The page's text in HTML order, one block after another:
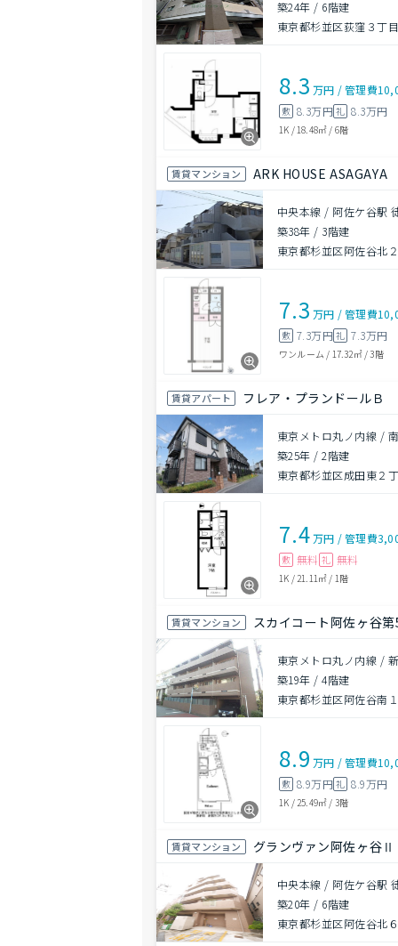
築24年 / 6階建
東京都杉並区荻窪３丁
8.3 万円 /管理費
敷 8.3万円礼 8.3万円
1K / 18.48㎡ / 6階
賃貸マンション ARK HOUSE ASAGAYA
中央本線 / 阿佐ケ谷駅
築38年 / 3階建
東京都杉並区阿佐谷北
7.3 万円 /管理費
敷 7.3万円礼 7.3万円
ワンルーム / 17.32㎡/3階
賃貸アパート フレア・プランドールＢ
東京メトロ丸ノ内線 /
築25年 /2階建
東京都杉並区成田東２
7.4万円 /管理費
敷 無料 礼 無料
1K / 21.11㎡ / 1階
賃貸マンション スカイコート阿佐ヶ谷第
東京メトロ丸ノ内線 /
築19年 /4階建
東京都杉並区阿佐谷南
8.9 万円 /管理費
敷 8.9万円礼 8.9万円
1K / 25.49㎡ / 3階
賃貸マンション グランヴァン阿佐ヶ谷Ⅱ
中央本線 / 阿佐ケ谷駅
築20年 / 6階建
東京都杉並区阿佐谷北